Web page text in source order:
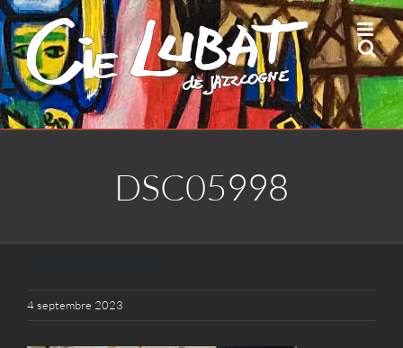
Passer
au
contenu
DSC05998
4 septembre 2023